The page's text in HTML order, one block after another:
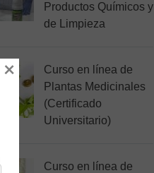
Productos Químicos y
de Limpieza
Curso en línea de
Plantas Medicinales
(Certificado
Universitario)
Curso en línea de
×